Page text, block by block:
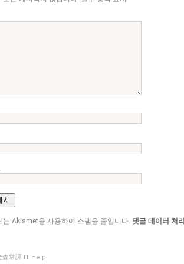
는 Akismet을 사용하여 스팸을 줄입니다. 댓글 데이터 처
常譚 IT Help.